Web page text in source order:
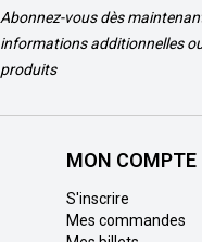
Abonnez-vous dès
informations additionnelles
produits
MON COMPTE
S'inscrire
Mes commandes